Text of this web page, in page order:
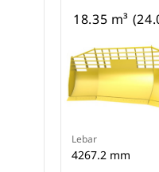
18.35 m³
Lebar
4267.2 mm